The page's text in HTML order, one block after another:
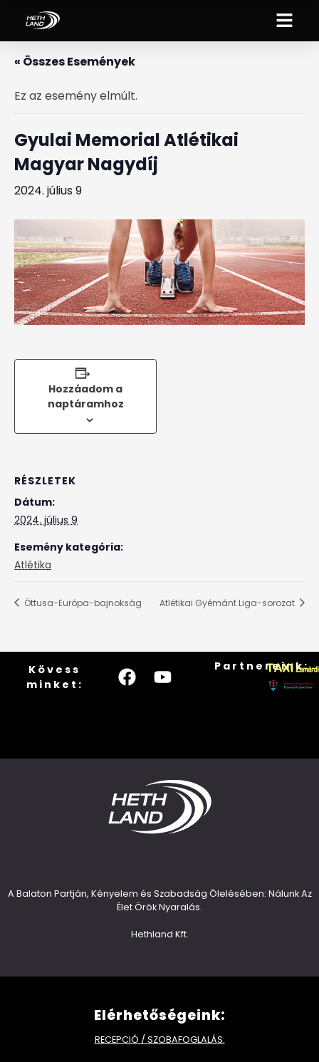
« Összes Események
Ez az esemény elmúlt.
Gyulai Memorial Atlétikai
Magyar Nagydíj
2024. július 9
Hozzáadom a
naptáramhoz
RÉSZLETEK
Dátum:
2024. július 9
Esemény kategória:
Atlétika
Öttusa-Európa-bajnokság Atlétikai Gyémánt Liga-sorozat
Kövess
minket:
Partnereink:
A Balaton Partján, Kényelem és Szabadság Ölelésében: Nálunk Az
Élet Örök Nyaralás.
Hethland Kft.
Elérhetőségeink:
RECEPCIÓ / SZOBAFOGLALÁS: